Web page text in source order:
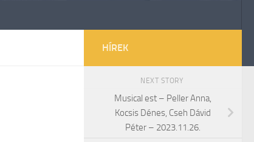
HÍREK
NEXT STORY
Musical est – Peller Anna,
Kocsis Dénes, Cseh Dávid
Péter – 2023.11.26.